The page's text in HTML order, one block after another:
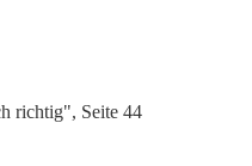
richtig", Seite 44